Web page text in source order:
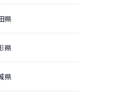
県
県
県